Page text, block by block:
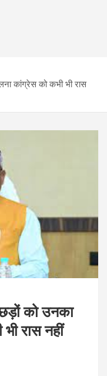
कांग्रेस को कभी भी रास
को उनका
रास नहीं